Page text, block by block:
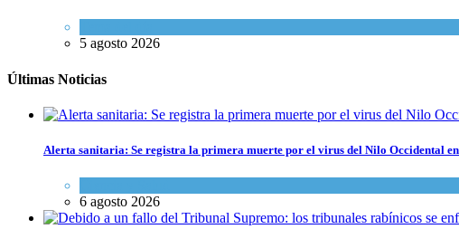
5 agosto 2026
Últimas Noticias
Alerta sanitaria: Se registra la primera muerte por el virus del Nilo Occidental en
6 agosto 2026